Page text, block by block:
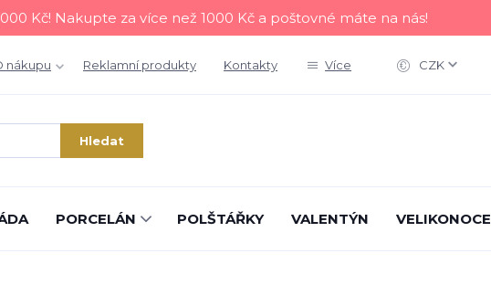
Kč! Nakupte za více než 1000 Kč a poštovné máte na nás!
nákupu Reklamní produkty Kontakty Více CZK
Hledat
PORCELÁN POLŠTÁŘKY VALENTÝN VELIKONOCE